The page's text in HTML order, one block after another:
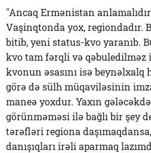
"Ancaq Ermənistan
Vaşinqtonda yox, regiondadır.
bitib, yeni status-kvo yaranıb.
kvo tam fərqli və
kvonun əsasını isə beynəlxalq
görə də sülh müqaviləsinin
maneə yoxdur. Yaxın
görünməməsi ilə bağlı bir şey
tərəfləri regiona
danışıqları irəli aparmaq